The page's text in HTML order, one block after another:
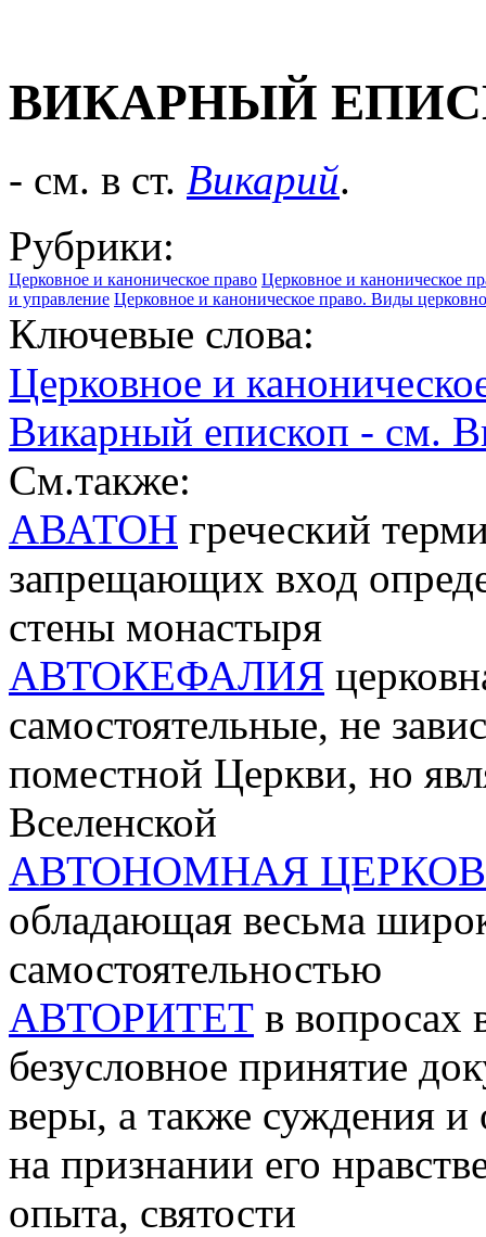
ВИКАРНЫЙ
- см. в ст. Викарий.
Рубрики:
Церковное и каноническое право Церковное и каноническое
и управление Церковное и каноническое право. Виды
Ключевые слова:
Церковное и
Викарный епископ - см.
См.также:
АВАТОН греческий
запрещающих вход
стены монастыря
АВТОКЕФАЛИЯ
самостоятельные, не
поместной Церкви, но
Вселенской
АВТОНОМНАЯ
обладающая весьма
самостоятельностью
АВТОРИТЕТ в вопросах
безусловное принятие
веры, а также суждения и
на признании его
опыта, святости